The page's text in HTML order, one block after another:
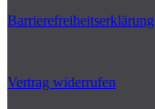
Barrierefreiheitserklärung
Vertrag widerrufen